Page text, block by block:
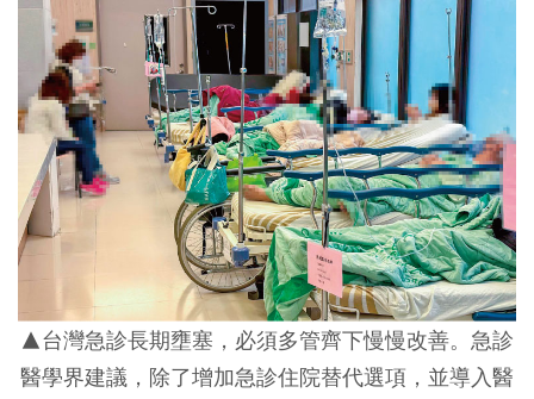
▲台灣急診長期壅塞，必須多管齊下慢慢改善。急診
醫學界建議，除了增加急診住院替代選項，並導入醫